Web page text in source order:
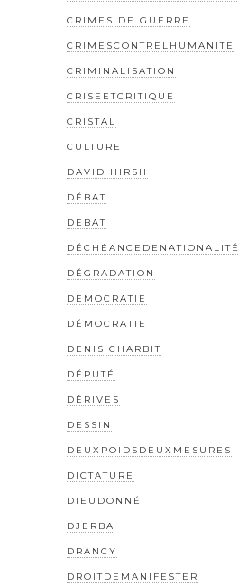
CRIMES DE GUERRE
CRIMESCONTRELHUMANITE
CRIMINALISATION
CRISEETCRITIQUE
CRISTAL
CULTURE
DAVID HIRSH
DÉBAT
DEBAT
DÉCHÉANCEDENATIONALITÉ
DÉGRADATION
DEMOCRATIE
DÉMOCRATIE
DENIS CHARBIT
DÉPUTÉ
DÉRIVES
DESSIN
DEUXPOIDSDEUXMESURES
DICTATURE
DIEUDONNÉ
DJERBA
DRANCY
DROITDEMANIFESTER